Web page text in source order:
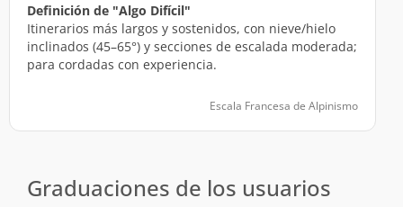
Definición de "Algo Difícil"
Itinerarios más largos y sostenidos, con nieve/hielo
inclinados (45–65°) y secciones de escalada moderada;
para cordadas con experiencia.
Escala Francesa de Alpinismo
Graduaciones de los usuarios